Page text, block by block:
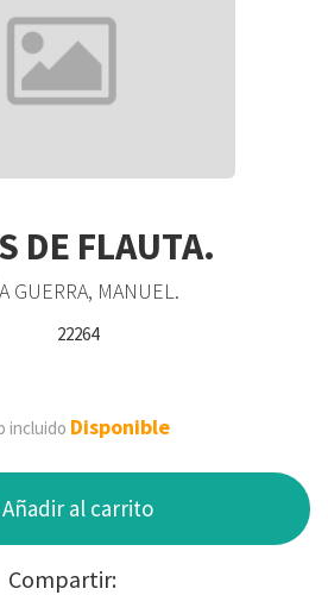
DE FLAUTA.
GUERRA, MANUEL.
22264
incluido Disponible
Añadir al carrito
Compartir: